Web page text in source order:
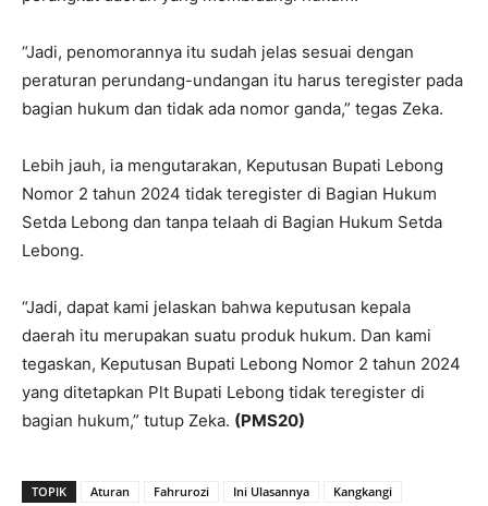
“Jadi, penomorannya itu sudah jelas sesuai dengan
peraturan perundang-undangan itu harus teregister pada
bagian hukum dan tidak ada nomor ganda,” tegas Zeka.
Lebih jauh, ia mengutarakan, Keputusan Bupati Lebong
Nomor 2 tahun 2024 tidak teregister di Bagian Hukum
Setda Lebong dan tanpa telaah di Bagian Hukum Setda
Lebong.
“Jadi, dapat kami jelaskan bahwa keputusan kepala
daerah itu merupakan suatu produk hukum. Dan kami
tegaskan, Keputusan Bupati Lebong Nomor 2 tahun 2024
yang ditetapkan Plt Bupati Lebong tidak teregister di
bagian hukum,” tutup Zeka. (PMS20)
TOPIK Aturan Fahrurozi Ini Ulasannya
Kangkangi